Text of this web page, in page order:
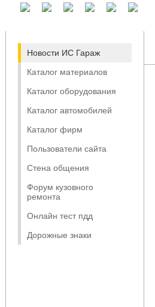
Новости ИС Гараж
Каталог материалов
Каталог оборудования
Каталог автомобилей
Каталог фирм
Пользователи сайта
Стена общения
Форум кузовного
ремонта
Онлайн тест пдд
Дорожные знаки